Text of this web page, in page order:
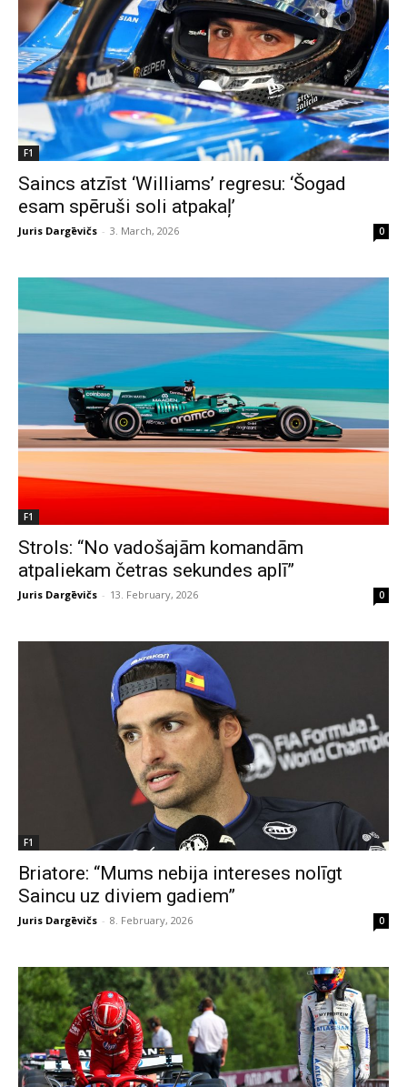
F1
Saincs atzīst ‘Williams’ regresu: ‘Šogad
esam spēruši soli atpakaļ’
Juris Dargēvičs - 3. March, 2026 0
F1
Strols: “No vadošajām komandām
atpaliekam četras sekundes aplī”
Juris Dargēvičs - 13. February, 2026 0
F1
Briatore: “Mums nebija intereses nolīgt
Saincu uz diviem gadiem”
Juris Dargēvičs - 8. February, 2026 0